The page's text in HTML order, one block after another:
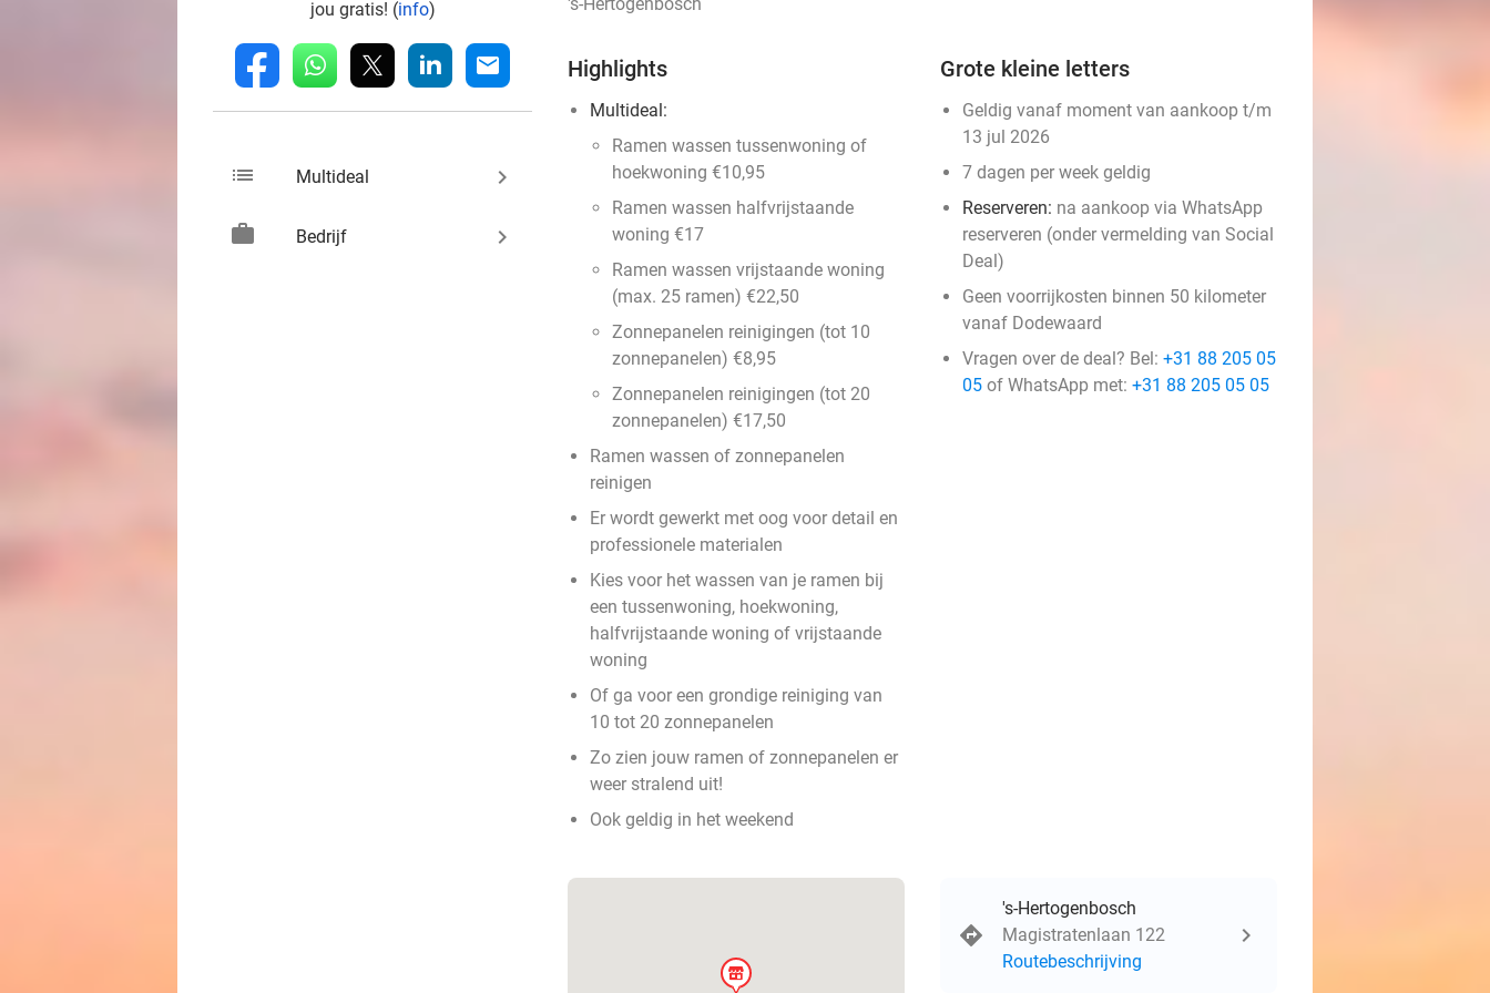
jou gratis! (info)
fb whatsapp linkedin mail
list Multideal keyboard_arrow_right
work Bedrijf keyboard_arrow_right
Highlights
Multideal:
Ramen wassen tussenwoning of
hoekwoning €10,95
Ramen wassen halfvrijstaande
woning €17
Ramen wassen vrijstaande woning
(max. 25 ramen) €22,50
Zonnepanelen reinigingen (tot 10
zonnepanelen) €8,95
Zonnepanelen reinigingen (tot 20
zonnepanelen) €17,50
Ramen wassen of zonnepanelen
reinigen
Er wordt gewerkt met oog voor detail en
professionele materialen
Kies voor het wassen van je ramen bij
een tussenwoning, hoekwoning,
halfvrijstaande woning of vrijstaande
woning
Of ga voor een grondige reiniging van
10 tot 20 zonnepanelen
Zo zien jouw ramen of zonnepanelen er
weer stralend uit!
Ook geldig in het weekend
Grote kleine letters
Geldig vanaf moment van aankoop t/m
13 jul 2026
7 dagen per week geldig
Reserveren: na aankoop via WhatsApp
reserveren (onder vermelding van Social
Deal)
Geen voorrijkosten binnen 50 kilometer
vanaf Dodewaard
Vragen over de deal? Bel: +31 88 205 05
05 of WhatsApp met: +31 88 205 05 05
store
's-Hertogenbosch
Magistratenlaan 122
Routebeschrijving